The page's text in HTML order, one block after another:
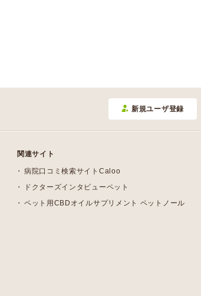
新規ユーザ登録
関連サイト
病院口コミ検索サイトCaloo
ドクターズインタビューペット
ペット用CBDオイルサプリメント ペットノール